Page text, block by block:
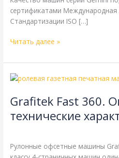
сертификатами Международная
Стандартизации ISO […]
Читать далее »
Grafitek Fast 360.
технические
Рулонные офсетные машины
Grafitek
360.
и
характеристики